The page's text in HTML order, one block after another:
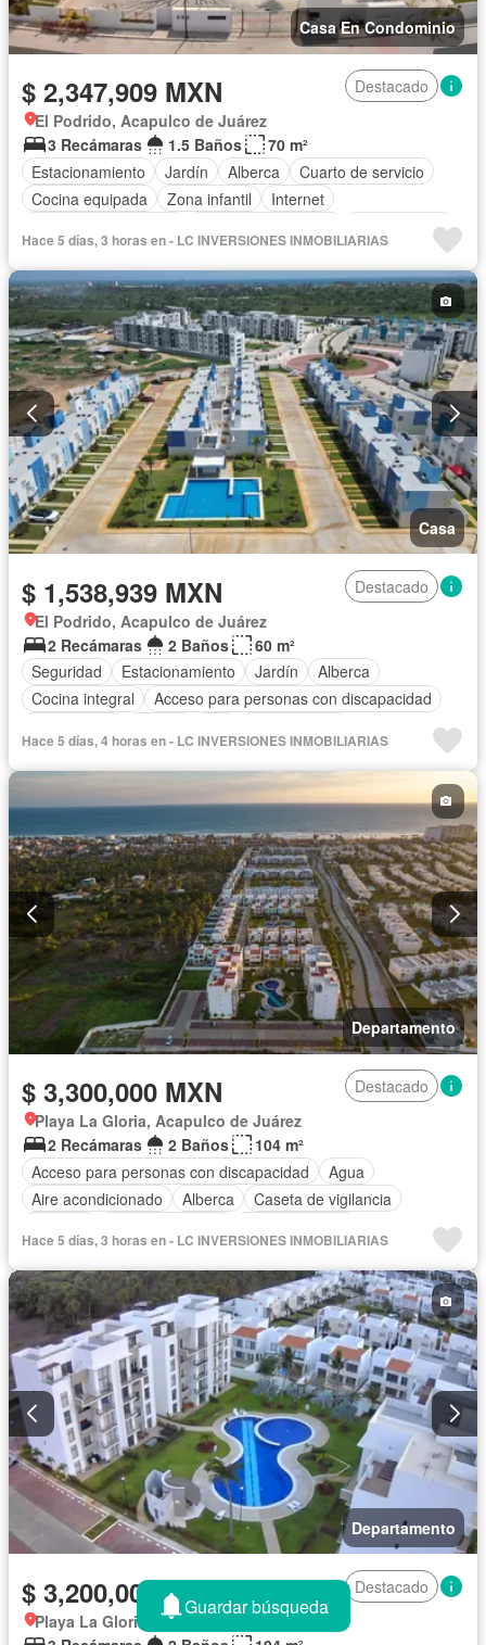
Casa En Condominio
$ 2,347,909 MXN
Destacado
El Podrido, Acapulco de Juárez
3 Recámaras
1.5 Baños
70 m²
Estacionamiento
Jardín Alberca
Cuarto de servicio
Cocina equipada
Zona infantil
Internet
Sin amueblar
Hace 5 días, 3 horas en - LC INVERSIONES INMOBILIARIAS
Casa
$ 1,538,939 MXN
Destacado
El Podrido, Acapulco de Juárez
2 Recámaras
2 Baños
60 m²
Seguridad
Estacionamiento Jardín
Alberca
Cocina integral
Acceso para personas con discapacidad
Hace 5 días, 4 horas en - LC INVERSIONES INMOBILIARIAS
Departamento
$ 3,300,000 MXN
Destacado
Playa La Gloria, Acapulco de Juárez
2 Recámaras
2 Baños
104 m²
Acceso para personas con discapacidad
Agua
Aire acondicionado
Alberca
Caseta de vigilancia
Cuarto de servicio
Elevador Estacionamiento
Gimnasio
Internet
Jardín Recámara con closet
Seguridad
Terraza
Wifi Sin amueblar
Hace 5 días, 3 horas en - LC INVERSIONES INMOBILIARIAS
Departamento
$ 3,200,000 MXN
Destacado
Playa La Gloria, Acapulco de Juárez
Guardar búsqueda